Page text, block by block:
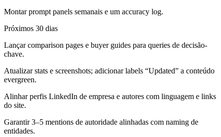
Montar prompt panels semanais e um accuracy log.
Próximos 30 dias
Lançar comparison pages e buyer guides para queries de decisão-
chave.
Atualizar stats e screenshots; adicionar labels “Updated” a conteúdo
evergreen.
Alinhar perfis LinkedIn de empresa e autores com linguagem e links
do site.
Garantir 3–5 mentions de autoridade alinhadas com naming de
entidades.